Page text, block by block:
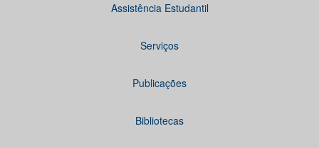
Assistência Estudantil
Serviços
Publicações
Bibliotecas